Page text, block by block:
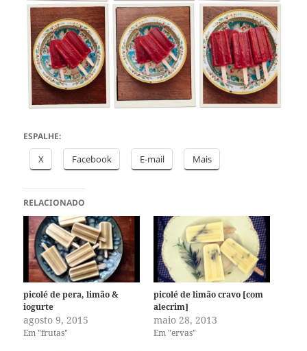
ESPALHE:
X Facebook E-mail Mais
RELACIONADO
picolé de pera, limão &
iogurte
agosto 9, 2015
Em "frutas"
picolé de limão cravo [com
alecrim]
maio 28, 2013
Em "ervas"